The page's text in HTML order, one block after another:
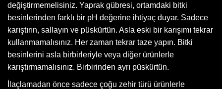
değiştirmemelisiniz. Yaprak gübresi, ortamdaki bitki
besinlerinden farklı bir pH değerine ihtiyaç duyar. Sadece
karıştırın, sallayın ve püskürtün. Asla eski bir karışımı tekrar
kullanmamalısınız. Her zaman tekrar taze yapın. Bitki
besinlerini asla birbirleriyle veya diğer ürünlerle
karıştırmamalısınız. Birbirinden ayrı püskürtün.
İlaçlamadan önce sadece çoğu zehir türü ürünlerle